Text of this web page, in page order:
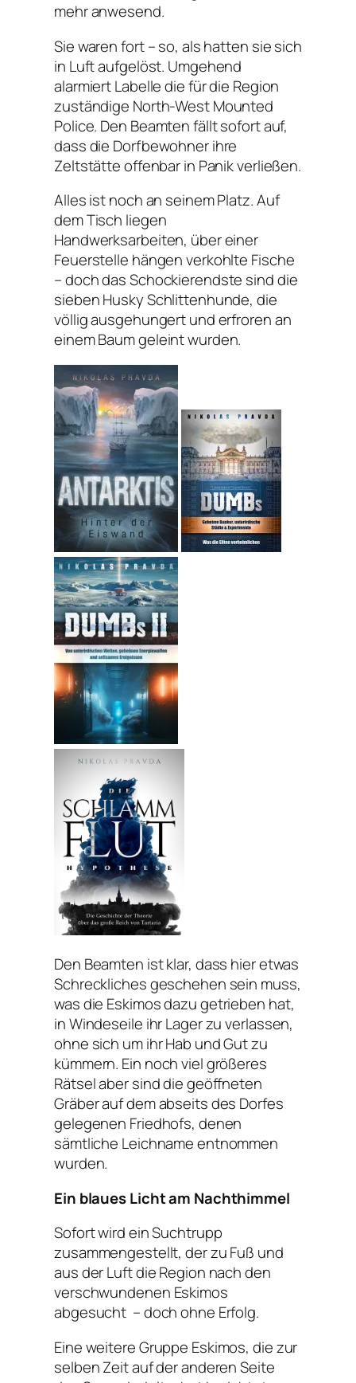
mehr anwesend.
Sie waren fort – so, als hatten sie sich
in Luft aufgelöst. Umgehend
alarmiert Labelle die für die Region
zuständige North-West Mounted
Police. Den Beamten fällt sofort auf,
dass die Dorfbewohner ihre
Zeltstätte offenbar in Panik verließen.
Alles ist noch an seinem Platz. Auf
dem Tisch liegen
Handwerksarbeiten, über einer
Feuerstelle hängen verkohlte Fische
– doch das Schockierendste sind die
sieben Husky Schlittenhunde, die
völlig ausgehungert und erfroren an
einem Baum geleint wurden.
Den Beamten ist klar, dass hier etwas
Schreckliches geschehen sein muss,
was die Eskimos dazu getrieben hat,
in Windeseile ihr Lager zu verlassen,
ohne sich um ihr Hab und Gut zu
kümmern. Ein noch viel größeres
Rätsel aber sind die geöffneten
Gräber auf dem abseits des Dorfes
gelegenen Friedhofs, denen
sämtliche Leichname entnommen
wurden.
Ein blaues Licht am Nachthimmel
Sofort wird ein Suchtrupp
zusammengestellt, der zu Fuß und
aus der Luft die Region nach den
verschwundenen Eskimos
abgesucht – doch ohne Erfolg.
Eine weitere Gruppe Eskimos, die zur
selben Zeit auf der anderen Seite